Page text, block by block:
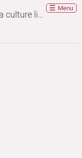
Introduction au droit d'auteur et à la culture libre
Menu